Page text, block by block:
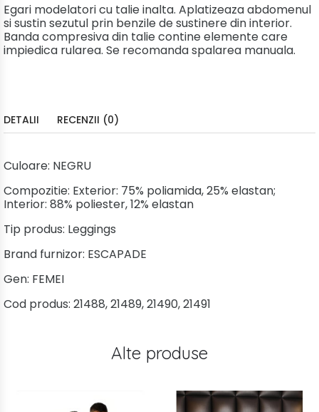
Egari modelatori cu talie inalta. Aplatizeaza abdomenul
si sustin sezutul prin benzile de sustinere din interior.
Banda compresiva din talie contine elemente care
impiedica rularea. Se recomanda spalarea manuala.
DETALII RECENZII (0)
Culoare: NEGRU
Compozitie: Exterior: 75% poliamida, 25% elastan;
Interior: 88% poliester, 12% elastan
Tip produs: Leggings
Brand furnizor: ESCAPADE
Gen: FEMEI
Cod produs: 21488, 21489, 21490, 21491
Alte produse